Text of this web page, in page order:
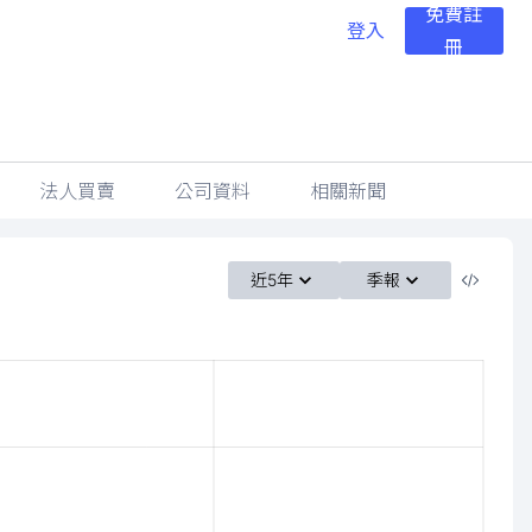
登入
免費註
冊
法人買賣 公司資料 相關新聞
近5年 季報